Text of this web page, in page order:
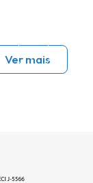
Ver mais